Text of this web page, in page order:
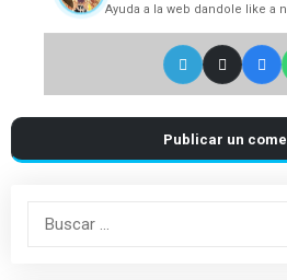
Ayuda a la web dandole like a
Publicar un
Buscar: